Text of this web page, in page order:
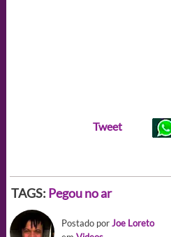
Tweet
TAGS: Pegou no ar
Postado porJoe Loreto